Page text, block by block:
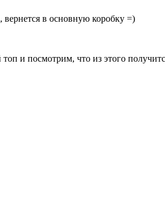
в основную коробку =)
и посмотрим, что из этого